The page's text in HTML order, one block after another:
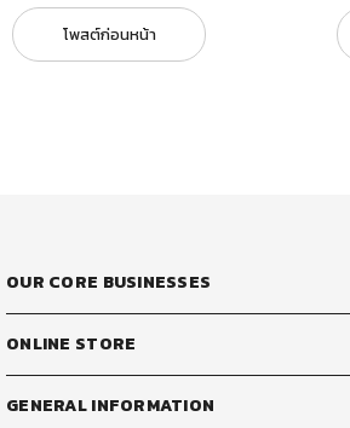
โพสต์ก่อนหน้า
OUR CORE BUSINESSES
ONLINE STORE
GENERAL INFORMATION